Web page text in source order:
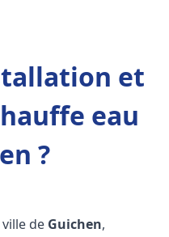
et
eau
?
de Guichen,